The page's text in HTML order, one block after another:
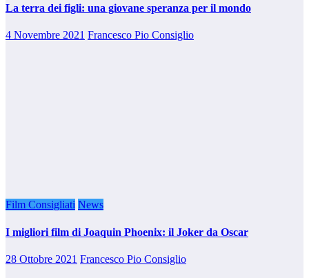
La terra dei figli: una giovane speranza per il mondo
4 Novembre 2021 Francesco Pio Consiglio
Film Consigliati News
I migliori film di Joaquin Phoenix: il Joker da Oscar
28 Ottobre 2021 Francesco Pio Consiglio